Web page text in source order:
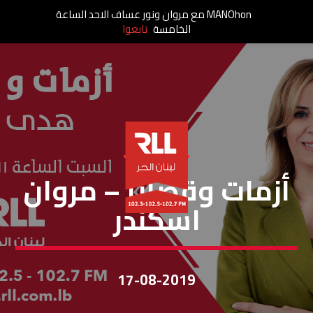
أزمات وقضايا
أزمات وقضايا – مروان
اسكندر
17-08-2019
MANOhon مع مروان ونور عساف الاحد الساعة
الخامسة تابعوا